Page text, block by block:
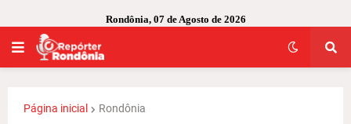
Rondônia, 07 de Agosto de 2026
Página inicial Rondônia